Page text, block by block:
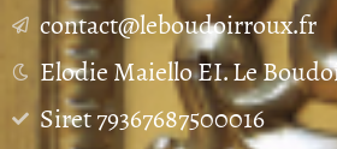
contact@leboudoirroux.fr
Elodie Maiello EI. Le
Siret 79367687500016